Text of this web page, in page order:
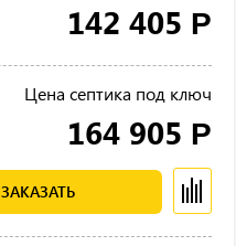
142 405 Р
Цена септика под ключ
164 905 Р
ЗАКАЗАТЬ